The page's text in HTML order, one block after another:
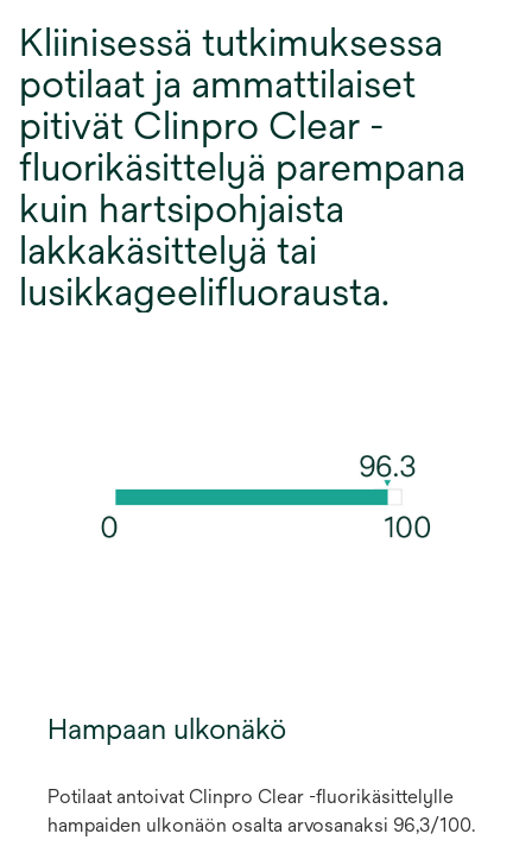
Kliinisessä tutkimuksessa
potilaat ja ammattilaiset
pitivät Clinpro Clear -
fluorikäsittelyä parempana
kuin hartsipohjaista
lakkakäsittelyä tai
lusikkageelifluorausta.
Hampaan ulkonäkö
Potilaat antoivat Clinpro Clear -fluorikäsittelylle
hampaiden ulkonäön osalta arvosanaksi 96,3/100.